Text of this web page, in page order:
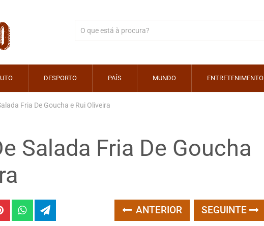
DESPORTO PAÍS MUNDO ENTRETENIMENTO
Fria De Goucha e Rui Oliveira
Salada Fria De Goucha
ANTERIOR SEGUINTE